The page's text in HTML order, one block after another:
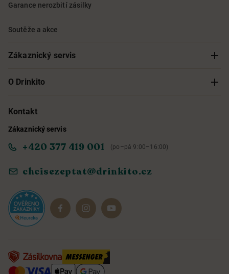
Garance nerozbití zásilky
Soutěže a akce
Zákaznický servis
Sledování objednávky
Obchodní podmínky
Reklamace a vrácení
O Drinkito
O nás
Informace o přístupnosti služby
Dárkové sady
Kontakt
Zákaznický servis
+420 377 419 001 (po–pá 9:00–16:00)
chcisezeptat@drinkito.cz